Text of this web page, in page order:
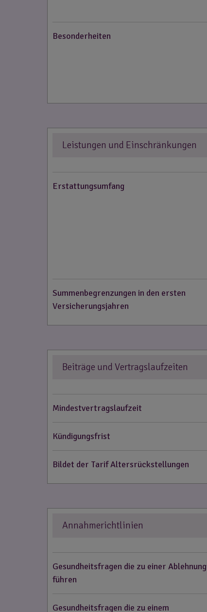
Besonderheiten
Leistungen und Einschränkungen
Erstattungsumfang
Summenbegrenzungen in den ersten
Versicherungsjahren
Beiträge und Vertragslaufzeiten
Mindestvertragslaufzeit
Kündigungsfrist
Bildet der Tarif Altersrückstellungen
Annahmerichtlinien
Gesundheitsfragen die zu einer Ablehnung
führen
Gesundheitsfragen die zu einem